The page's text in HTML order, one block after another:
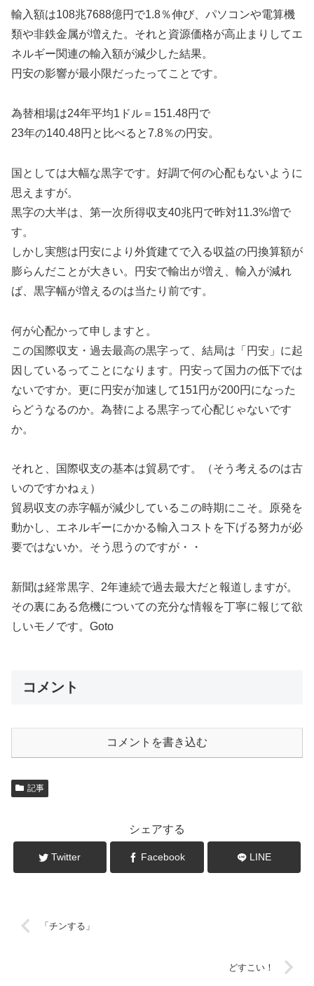
輸入額は108兆7688億円で1.8％伸び、パソコンや電算機
類や非鉄金属が増えた。それと資源価格が高止まりしてエ
ネルギー関連の輸入額が減少した結果。
円安の影響が最小限だったってことです。
為替相場は24年平均1ドル＝151.48円で
23年の140.48円と比べると7.8％の円安。
国としては大幅な黒字です。好調で何の心配もないように
思えますが。
黒字の大半は、第一次所得収支40兆円で昨対11.3%増で
す。
しかし実態は円安により外貨建てで入る収益の円換算額が
膨らんだことが大きい。円安で輸出が増え、輸入が減れ
ば、黒字幅が増えるのは当たり前です。
何が心配かって申しますと。
この国際収支・過去最高の黒字って、結局は「円安」に起
因しているってことになります。円安って国力の低下では
ないですか。更に円安が加速して151円が200円になった
らどうなるのか。為替による黒字って心配じゃないです
か。
それと、国際収支の基本は貿易です。（そう考えるのは古
いのですかねぇ）
貿易収支の赤字幅が減少しているこの時期にこそ。原発を
動かし、エネルギーにかかる輸入コストを下げる努力が必
要ではないか。そう思うのですが・・
新聞は経常黒字、2年連続で過去最大だと報道しますが。
その裏にある危機についての充分な情報を丁寧に報じて欲
しいモノです。Goto
コメント
コメントを書き込む
記事
シェアする
Twitter Facebook LINE
「チンする」
どすこい！